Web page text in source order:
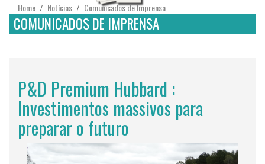
Home / Notícias / Comunicados de Imprensa
COMUNICADOS DE IMPRENSA
P&D Premium Hubbard :
Investimentos massivos para
preparar o futuro